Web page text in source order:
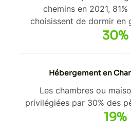
chemins en 2021,
choisissent de dormir en
30%
Hébergement en
Les chambres ou
privilégiées par 30% des
19%